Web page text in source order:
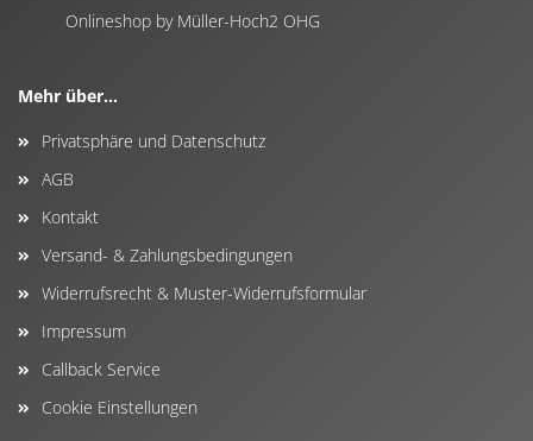
Onlineshop by Müller-Hoch2 OHG
Mehr über...
Privatsphäre und Datenschutz
AGB
Kontakt
Versand- & Zahlungsbedingungen
Widerrufsrecht & Muster-Widerrufsformular
Impressum
Callback Service
Cookie Einstellungen